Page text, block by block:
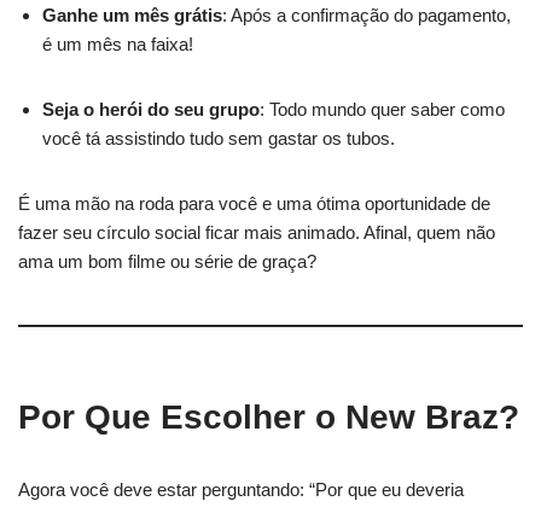
Ganhe um mês grátis: Após a confirmação do pagamento,
é um mês na faixa!
Seja o herói do seu grupo: Todo mundo quer saber como
você tá assistindo tudo sem gastar os tubos.
É uma mão na roda para você e uma ótima oportunidade de
fazer seu círculo social ficar mais animado. Afinal, quem não
ama um bom filme ou série de graça?
Por Que Escolher o New Braz?
Agora você deve estar perguntando: “Por que eu deveria